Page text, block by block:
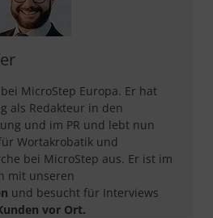
bei MicroStep Europa. Er hat
als Redakteur in den
und im PR und lebt nun
Wortakrobatik und
bei MicroStep aus. Er ist im
mit unseren
und besucht für Interviews
vor Ort.​